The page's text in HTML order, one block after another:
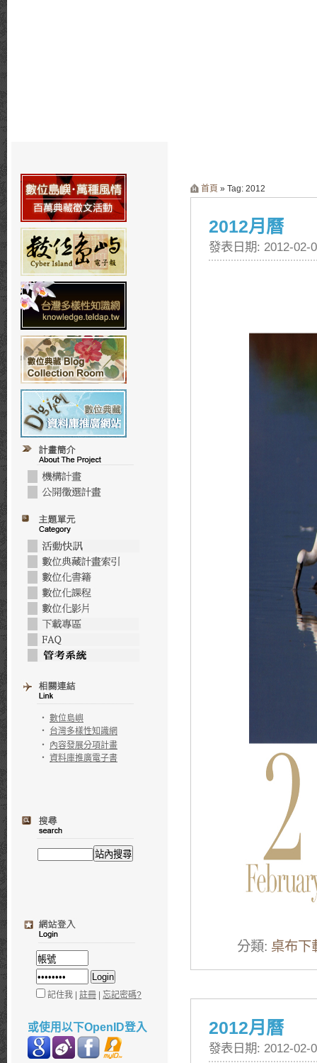
‧ 數位島嶼
‧ 台灣多樣性知識網
‧ 內容發展分項計畫
‧ 資料庫推廣電子書
記住我 | 註冊 | 忘記密碼?
或使用以下OpenID登入
首頁 » Tag: 2012
2012月曆
發表日期: 2012-02-
分類: 桌布下
2012月曆
發表日期: 2012-02-